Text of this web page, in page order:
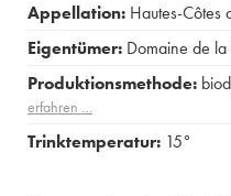
Appellation: Hautes-Côtes
Eigentümer: Domaine de
Produktionsmethode:
erfahren …
Trinktemperatur: 15°